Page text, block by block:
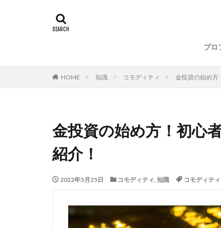
プロ
HOME 知識 コモディティ 金投資の始め方
金投資の始め方！初心
紹介！
2022年5月25日 コモディティ, 知識 コモディティ